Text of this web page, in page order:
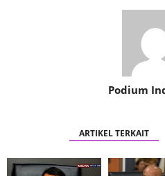
Podium
ARTIKEL TERKAIT